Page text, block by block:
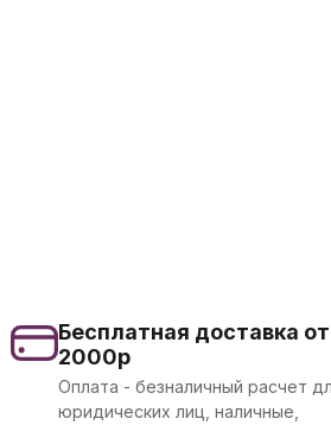
Бесплатная доставка от
2000р
Оплата - безналичный расчет
юридических лиц, наличные,